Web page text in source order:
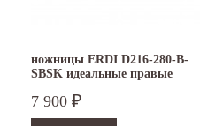
ножницы ERDI D216-280-B-
SBSK идеальные правые
7 900 ₽